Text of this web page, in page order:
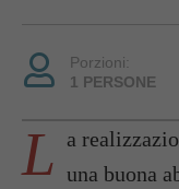
Porzioni:
1 PERSONE
L a
una buona